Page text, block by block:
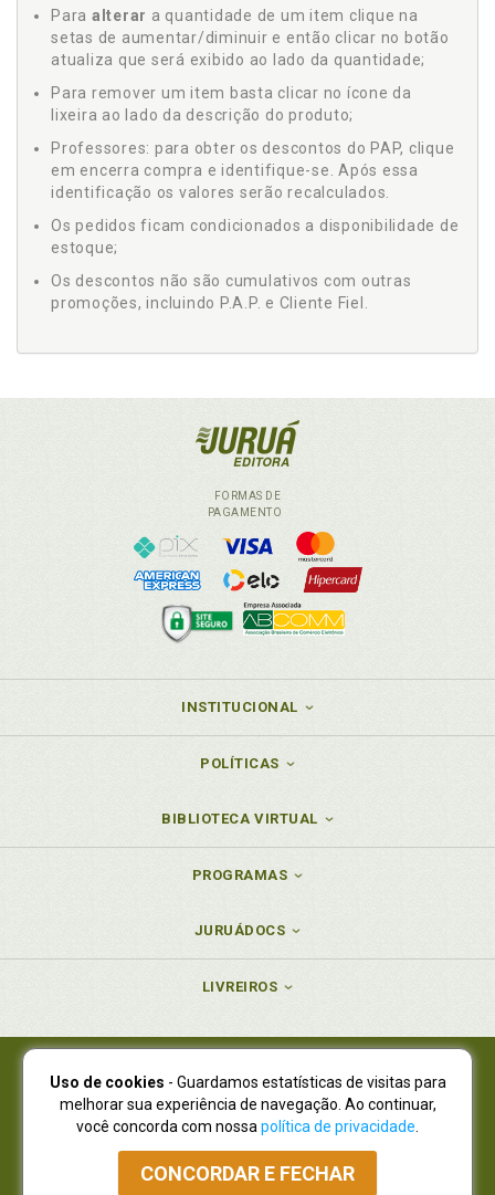
Para alterar a quantidade de um item clique na
setas de aumentar/diminuir e então clicar no botão
atualiza que será exibido ao lado da quantidade;
Para remover um item basta clicar no ícone da
lixeira ao lado da descrição do produto;
Professores: para obter os descontos do PAP, clique
em encerra compra e identifique-se. Após essa
identificação os valores serão recalculados.
Os pedidos ficam condicionados a disponibilidade de
estoque;
Os descontos não são cumulativos com outras
promoções, incluindo P.A.P. e Cliente Fiel.
FORMAS DE
PAGAMENTO
INSTITUCIONAL
POLÍTICAS
BIBLIOTECA VIRTUAL
PROGRAMAS
JURUÁDOCS
LIVREIROS
Juruá Editora Ltda., CNPJ 77.535.508/0001-19
Juruá Informática Ltda., CNPJ 01.701.561/0001-80
NOVO ENDEREÇO:R. Flávio Dallegrave, 7665, São Lourenço |
Curitiba - Paraná - CEP 82210-310
Atendimento: (41) 4009-3900|Vendas Atacado: (41) 4009-3939
Uso de cookies - Guardamos estatísticas de visitas para
melhorar sua experiência de navegação. Ao continuar,
você concorda com nossa política de privacidade
CONCORDAR E FECHAR